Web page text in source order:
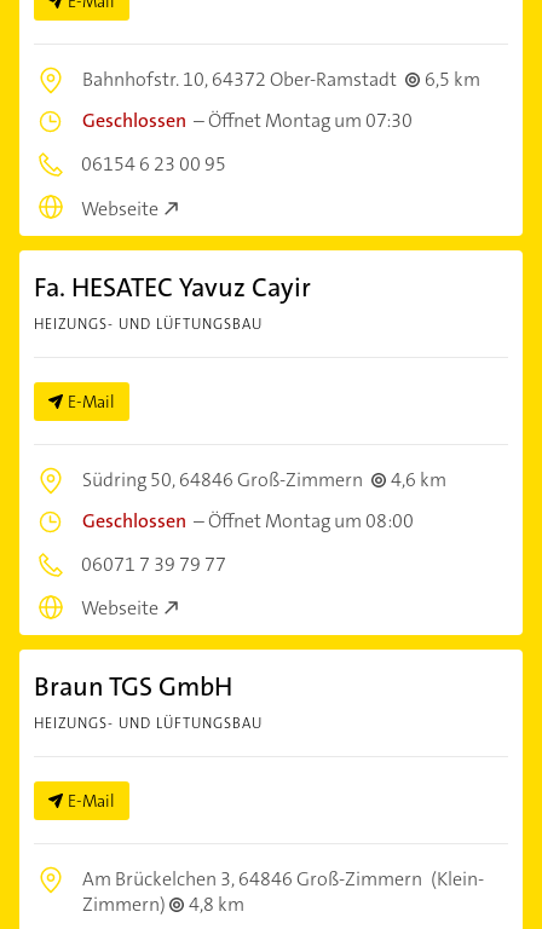
Bahnhofstr. 10,64372 Ober-Ramstadt
6,5 km
Geschlossen –Öffnet Montag um 07:30
06154 6 23 00 95
Webseite
Fa. HESATEC Yavuz Cayir
HEIZUNGS- UND LÜFTUNGSBAU
E-Mail
Südring 50,64846 Groß-Zimmern
4,6 km
Geschlossen –Öffnet Montag um 08:00
06071 7 39 79 77
Webseite
Braun TGS GmbH
HEIZUNGS- UND LÜFTUNGSBAU
E-Mail
Am Brückelchen 3,64846 Groß-Zimmern (Klein-
Zimmern)
4,8 km